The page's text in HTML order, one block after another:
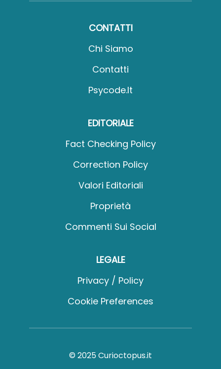
CONTATTI
Chi Siamo
Contatti
Psycode.it
EDITORIALE
Fact Checking Policy
Correction Policy
Valori Editoriali
Proprietà
Commenti Sui Social
LEGALE
Privacy / Policy
Cookie Preferences
© 2025 Curioctopus.it